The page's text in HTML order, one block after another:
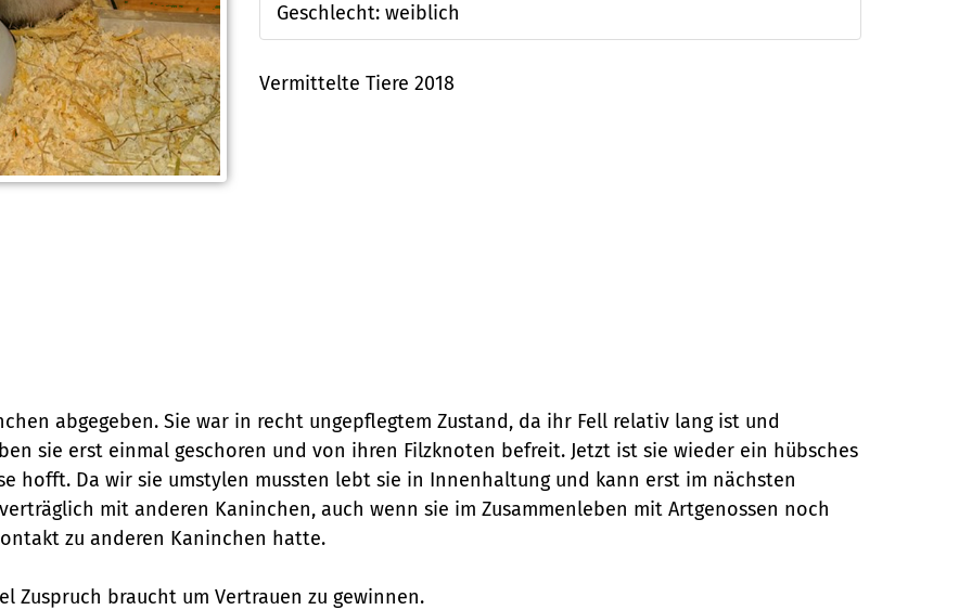
Geschlecht: weiblich
Vermittelte Tiere 2018
abgegeben. Sie war in recht ungepflegtem Zustand, da ihr Fell relativ lang ist und
sie erst einmal geschoren und von ihren Filzknoten befreit. Jetzt ist sie wieder ein hübsches
hofft. Da wir sie umstylen mussten lebt sie in Innenhaltung und kann erst im nächsten
mit anderen Kaninchen, auch wenn sie im Zusammenleben mit Artgenossen noch
zu anderen Kaninchen hatte.
Zuspruch braucht um Vertrauen zu gewinnen.